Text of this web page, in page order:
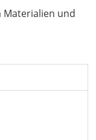
Materialien und